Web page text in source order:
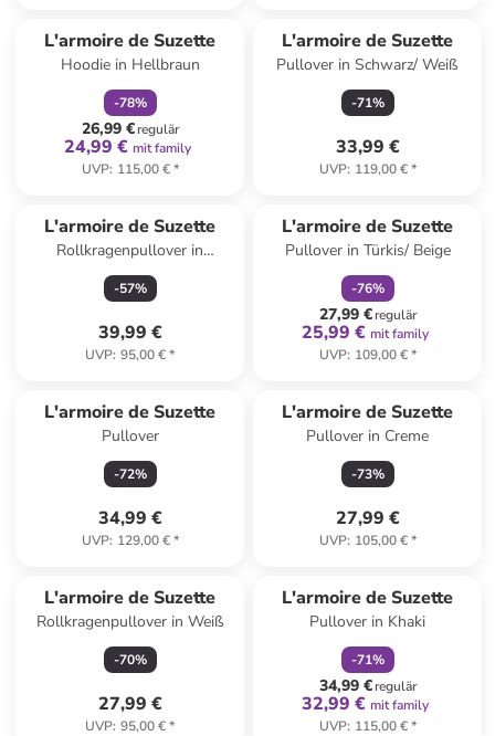
L'armoire de Suzette
Hoodie in Hellbraun
-78%
26,99 €regulär
24,99 € mit family
UVP: 115,00 €*
L'armoire de Suzette
Pullover in Schwarz/ Weiß
-71%
33,99 €
UVP: 119,00 €*
L'armoire de Suzette
Rollkragenpullover in
Dunkelblau
-57%
39,99 €
UVP: 95,00 €*
L'armoire de Suzette
Pullover in Türkis/ Beige
-76%
27,99 €regulär
25,99 € mit family
UVP: 109,00 €*
L'armoire de Suzette
Pullover
-72%
34,99 €
UVP: 129,00 €*
L'armoire de Suzette
Pullover in Creme
-73%
27,99 €
UVP: 105,00 €*
L'armoire de Suzette
Rollkragenpullover in Weiß
-70%
27,99 €
UVP: 95,00 €*
L'armoire de Suzette
Pullover in Khaki
-71%
34,99 €regulär
32,99 € mit family
UVP: 115,00 €*